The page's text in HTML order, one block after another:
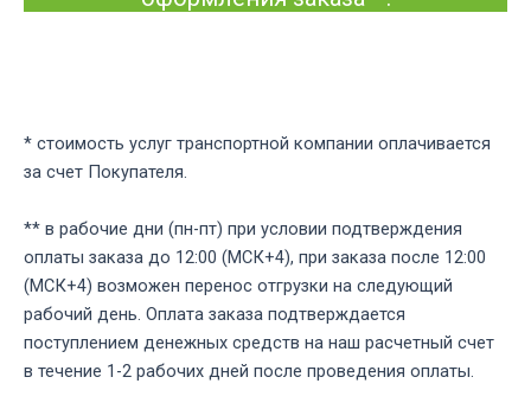
* стоимость услуг транспортной компании оплачивается
за счет Покупателя.
** в рабочие дни (пн-пт) при условии подтверждения
оплаты заказа до 12:00 (МСК+4), при заказа после 12:00
(МСК+4) возможен перенос отгрузки на следующий
рабочий день. Оплата заказа подтверждается
поступлением денежных средств на наш расчетный счет
в течение 1-2 рабочих дней после проведения оплаты.